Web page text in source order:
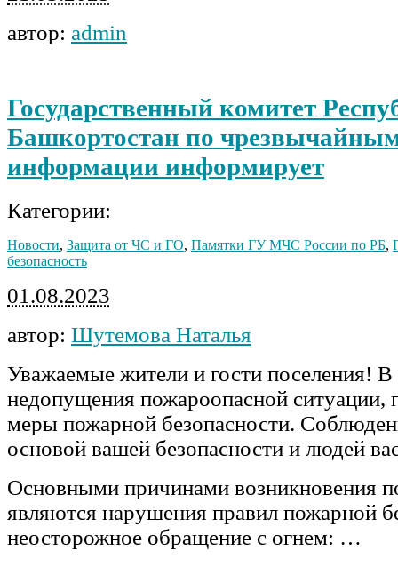
автор: admin
Государственный комитет
Башкортостан по
информации информирует
Категории:
Новости, Защита от ЧС и ГО, Памятки ГУ МЧС России по РБ,
безопасность
01.08.2023
автор: Шутемова Наталья
Уважаемые жители и гости поселения! В
недопущения пожароопасной ситуации,
меры пожарной безопасности.
основой вашей безопасности и людей
Основными причинами возникновения
являются нарушения правил пожарной
неосторожное обращение с огнем: …